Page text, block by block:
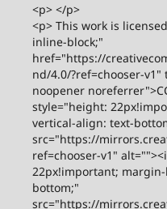
<p> </p>
<p> This work is
inline-block;"
href="https://
nd/4.0/?ref=chooser-
noopener
style="height:
vertical-align: text-
src="https://
ref=chooser-v1"
22px!important;
bottom;"
src="https://